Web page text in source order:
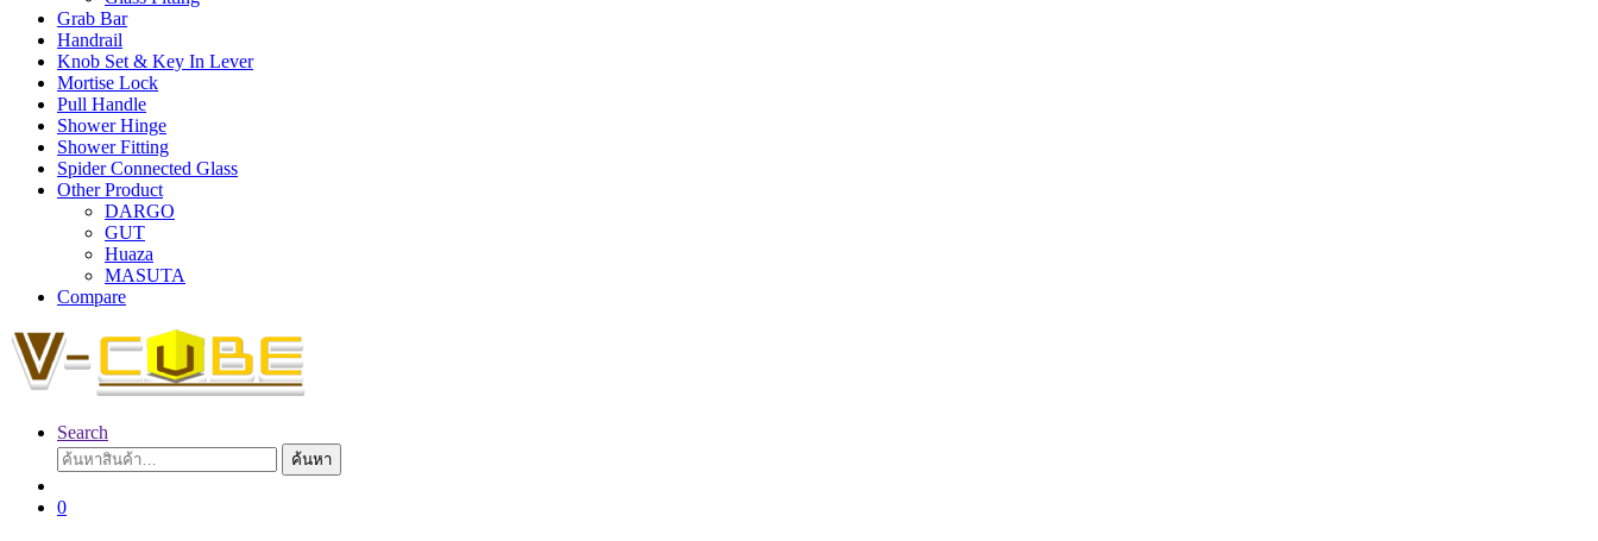
Grab Bar
Handrail
Knob Set & Key In Lever
Mortise Lock
Pull Handle
Shower Hinge
Shower Fitting
Spider Connected Glass
Other Product
DARGO
GUT
Huaza
MASUTA
Compare
Search
ค้นหา:
ค้นหา
0